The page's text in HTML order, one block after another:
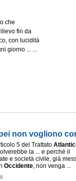
che
fin da
con lucidità
giorno ... ...
non vogliono
5 del Trattato
la ... e perché il
e società civile, già
Occidente, non venga ...